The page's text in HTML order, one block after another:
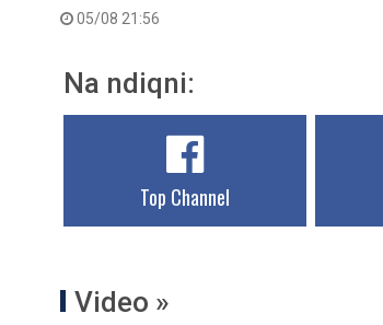
05/08 21:56
Na ndiqni:
Top Channel
Video »